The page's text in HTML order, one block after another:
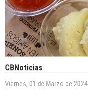
CBNoticias
Viernes, 01 de Marzo de 2024